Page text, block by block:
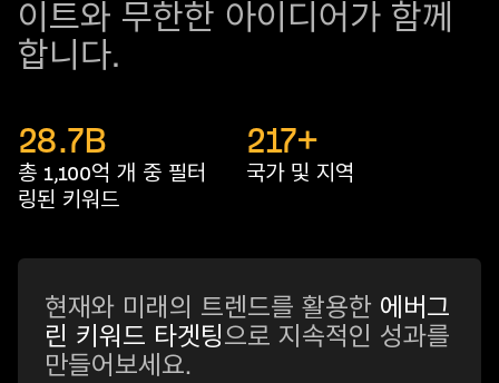
이트와 무한한 아이디어가 함께
합니다.
28.7B
총 1,100억 개 중 필터
링된 키워드
217+
국가 및 지역
현재와 미래의 트렌드를 활용한 에버그
린 키워드 타겟팅으로 지속적인 성과를
만들어보세요.